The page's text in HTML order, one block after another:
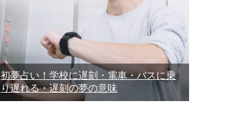
初夢占い！学校に遅刻・電車・バスに乗
り遅れる・遅刻の夢の意味